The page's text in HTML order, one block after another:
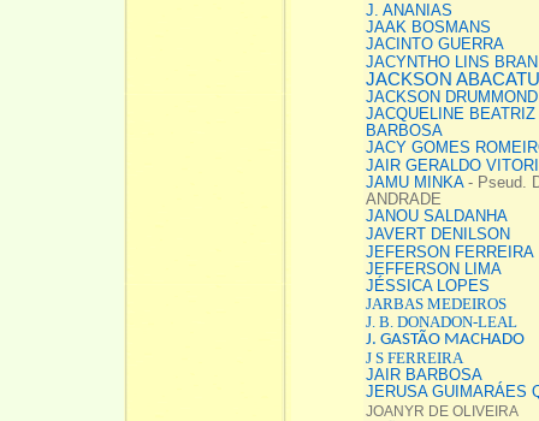
J. ANANIAS
JAAK BOSMANS
JACINTO GUERRA
JACYNTHO LINS
JACKSON ABACATU
JACKSON
JACQUELINE
BARBOSA
JACY GOMES
JAIR GERALDO
JAMU MINKA - Pseud.
ANDRADE
JANOU SALDANHA
JAVERT DENILSON
JEFERSON FERREIRA
JEFFERSON LIMA
JÉSSICA LOPES
JARBAS MEDEIROS
J. B. DONADON-LEAL
J. GASTÃO MACHADO
J S FERREIRA
JAIR BARBOSA
JERUSA GUIMARÁES
JOANYR DE OLIVEIRA